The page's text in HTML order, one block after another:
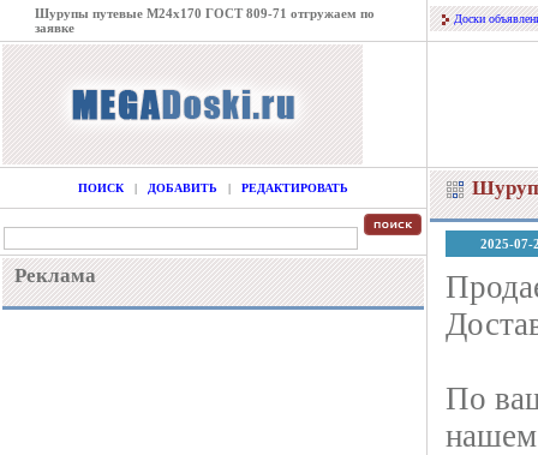
Шурупы путевые М24х170 ГОСТ 809-71 отгружаем по
заявке
Доски
ПОИСК | ДОБАВИТЬ | РЕДАКТИРОВАТЬ
Реклама
2025-07-
По
нашем